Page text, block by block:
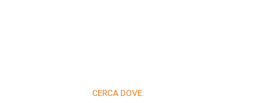
CERCA DOVE: